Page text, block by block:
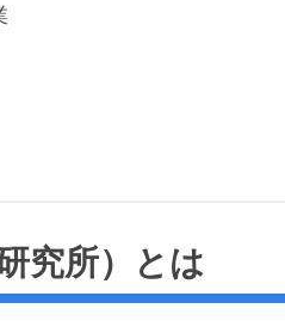
究所）とは